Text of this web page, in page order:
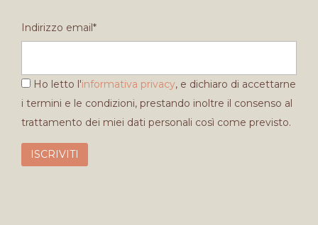
Indirizzo email*
Ho letto l'informativa privacy, e dichiaro di accettarne
i termini e le condizioni, prestando inoltre il consenso al
trattamento dei miei dati personali così come previsto.